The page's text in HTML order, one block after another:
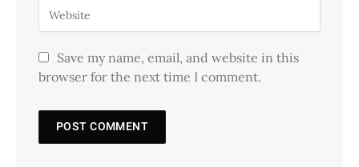
Save my name, email, and website in this
browser for the next time I comment.